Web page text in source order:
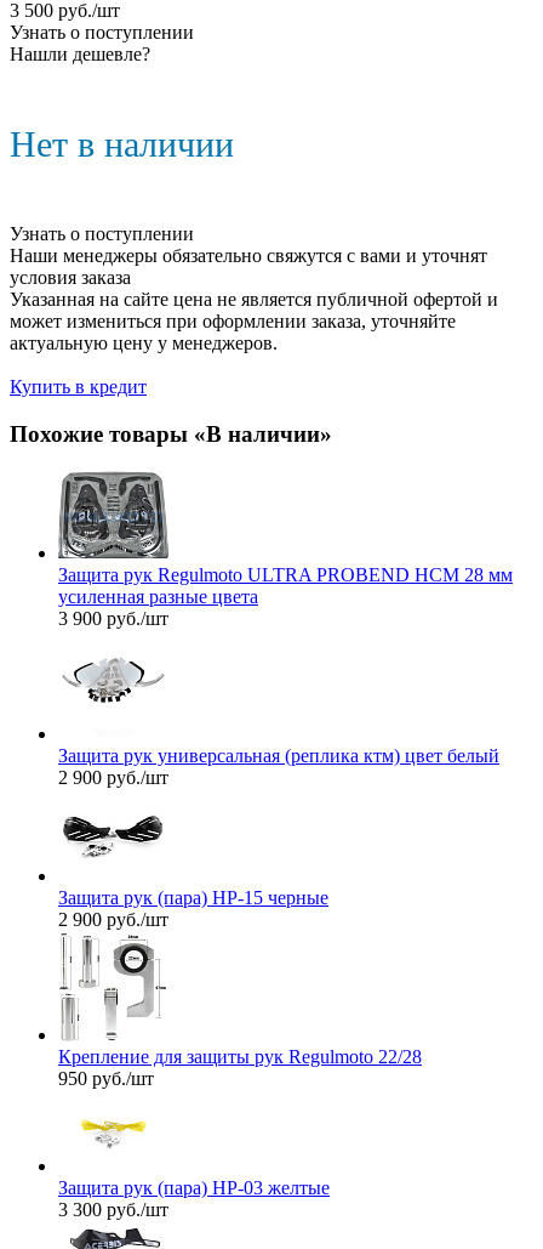
3 500 руб./шт
Узнать о поступлении
Нашли дешевле?
Нет в наличии
Узнать о поступлении
Наши менеджеры обязательно свяжутся с вами и уточнят
условия заказа
Указанная на сайте цена не является публичной офертой и
может измениться при оформлении заказа, уточняйте
актуальную цену у менеджеров.
Купить в кредит
Похожие товары «В наличии»
Защита рук Regulmoto ULTRA PROBEND HCM 28 мм
усиленная разные цвета
3 900 руб./шт
Защита рук универсальная (реплика ктм) цвет белый
2 900 руб./шт
Защита рук (пара) НР-15 черные
2 900 руб./шт
Крепление для защиты рук Regulmoto 22/28
950 руб./шт
Защита рук (пара) НР-03 желтые
3 300 руб./шт